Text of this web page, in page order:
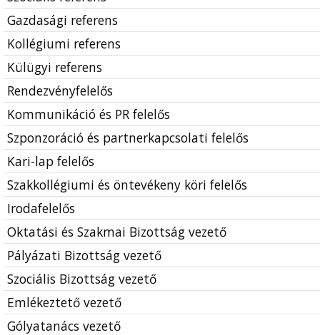
Gazdasági referens
Kollégiumi referens
Külügyi referens
Rendezvényfelelős
Kommunikáció és PR felelős
Szponzoráció és partnerkapcsolati felelős
Kari-lap felelős
Szakkollégiumi és öntevékeny köri felelős
Irodafelelős
Oktatási és Szakmai Bizottság vezető
Pályázati Bizottság vezető
Szociális Bizottság vezető
Emlékeztető vezető
Gólyatanács vezető